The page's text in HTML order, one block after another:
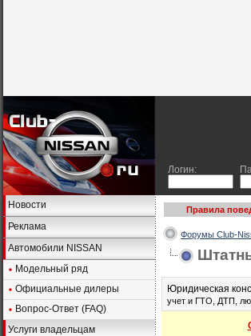
Логин:
Новости
Реклама
Автомобили NISSAN
Модельный ряд
Официальные дилеры
Вопрос-Ответ (FAQ)
Услуги владельцам
Правила
Форумы Club-
Юридическая
учет и ГТО, ДТП,